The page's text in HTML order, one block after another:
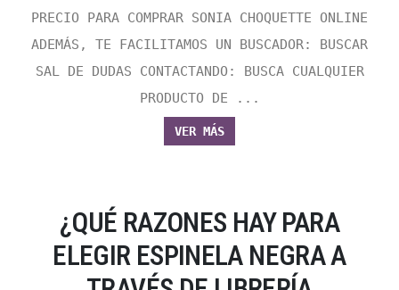
PRECIO PARA COMPRAR SONIA CHOQUETTE ONLINE
ADEMÁS, TE FACILITAMOS UN BUSCADOR: BUSCAR
SAL DE DUDAS CONTACTANDO: BUSCA CUALQUIER
PRODUCTO DE ...
VER MÁS
¿QUÉ RAZONES HAY PARA
ELEGIR ESPINELA NEGRA A